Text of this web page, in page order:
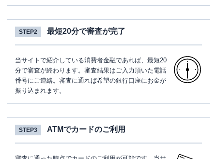
STEP2 最短20分で審査が完了
当サイトで紹介している消費者金融であれば、最短20
分で審査が終わります。審査結果はご入力頂いた電話
番号にご連絡。審査に通れば希望の銀行口座にお金が
振り込まれます。
STEP3 ATMでカードのご利用